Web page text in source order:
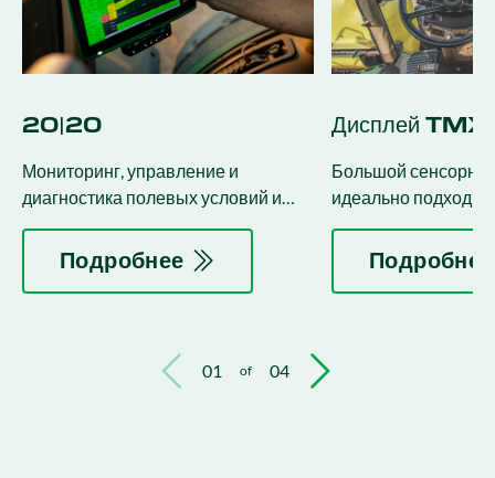
20|20
Мониторинг, управление и
диагностика полевых условий и
реального времени.
Подробнее
Дисплей
Большой
идеально
управления
Подробнее
01 of 04